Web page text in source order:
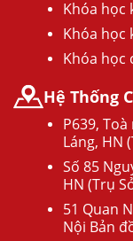
Khóa học
Khóa học
Khóa học
Hệ Thống
P639,
Láng, HN
Số 85
HN (Trụ
51 Quan
Nội Bản